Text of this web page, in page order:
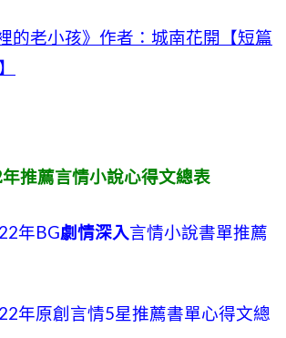
的老小孩》作者：城南花開【短篇
推薦言情小說心得文總表
年BG劇情深入言情小說書單推薦
年原創言情5星推薦書單心得文總